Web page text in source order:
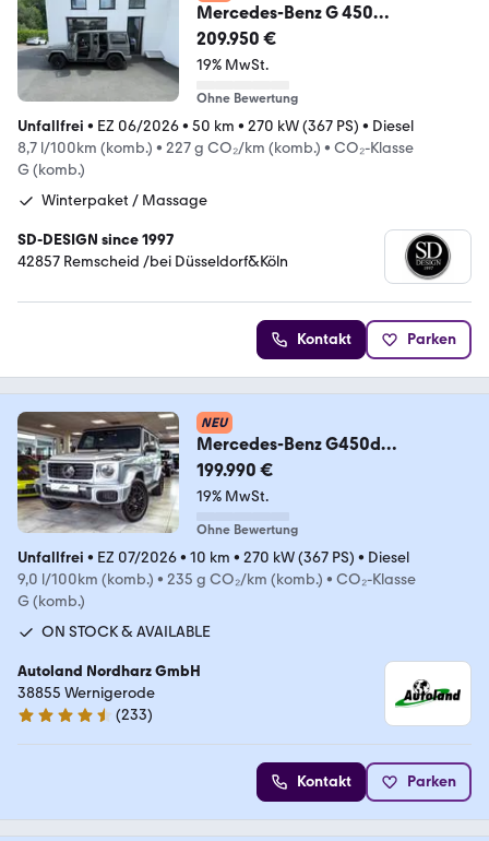
Mercedes-Benz G 450
d*AMG*Winterpaket*MultiMedia
*Massage*05.26
209.950 €
19% MwSt.
Ohne Bewertung
Unfallfrei • EZ 06/2026• 50 km • 270 kW (367 PS) • Diesel
8,7 l/100km (komb.) • 227 g CO₂/km (komb.) • CO₂-Klasse
G (komb.)
Winterpaket / Massage
SD-DESIGN since 1997
42857 Remscheid /bei Düsseldorf&Köln
Kontakt Parken
NEU
Mercedes-Benz G450d
AMG*Superior*MBUX Fond
TV*Full Opt.*PD2026
199.990 €
19% MwSt.
Ohne Bewertung
Unfallfrei • EZ 07/2026• 10 km • 270 kW (367 PS) • Diesel
9,0 l/100km (komb.) • 235 g CO₂/km (komb.) • CO₂-Klasse
G (komb.)
ON STOCK & AVAILABLE
Autoland Nordharz GmbH
38855 Wernigerode
4.7 Sterne
(233)
Kontakt Parken